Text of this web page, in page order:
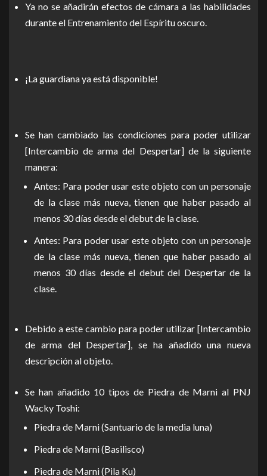
Ya no se añadirán efectos de cámara a las habilidades
durante el Entrenamiento del Espíritu oscuro.
¡La guardiana ya está disponible!
Se han cambiado las condiciones para poder utilizar
[Intercambio de arma del Despertar] de la siguiente
manera:
Antes: Para poder usar este objeto con un personaje
de la clase más nueva, tienen que haber pasado al
menos 30 días desde el debut de la clase.
Antes: Para poder usar este objeto con un personaje
de la clase más nueva, tienen que haber pasado al
menos 30 días desde el debut del Despertar de la
clase.
Debido a este cambio para poder utilizar [Intercambio
de arma del Despertar], se ha añadido una nueva
descripción al objeto.
Se han añadido 10 tipos de Piedra de Marni al PNJ
Wacky Toshi:
Piedra de Marni (Santuario de la media luna)
Piedra de Marni (Basilisco)
Piedra de Marni (Pila Ku)